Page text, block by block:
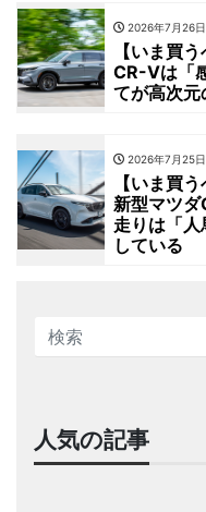
2026年7月26日
【いま買
CR-Vは「
てが高次元
2026年7月25日
【いま買
新型マツダ
走りは「
している
人気の記事